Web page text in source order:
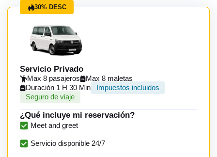
30% DESC
Servicio Privado
Max 8 pasajeros
Max 8 maletas
Duración 1 H 30 Min
Impuestos incluidos
Seguro de viaje
¿Qué incluye mi reservación?
Meet and greet
Servicio disponible 24/7